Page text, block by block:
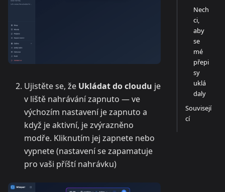
Ujistěte se, že Ukládat do cloudu je
v liště nahrávání zapnuto — ve
výchozím nastavení je zapnuto a
když je aktivní, je zvýrazněno
modře. Kliknutím jej zapnete nebo
vypnete (nastavení se zapamatuje
pro vaši příští nahrávku)
Nech
ci,
aby
se
mé
přepi
sy
uklá
daly
Souvisejí
cí